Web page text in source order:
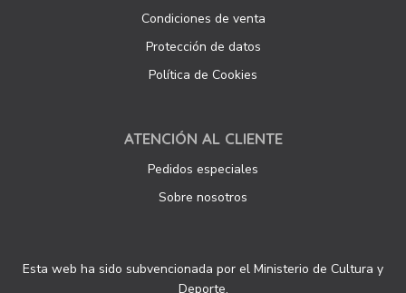
Condiciones de venta
Protección de datos
Política de Cookies
ATENCIÓN AL CLIENTE
Pedidos especiales
Sobre nosotros
Esta web ha sido subvencionada por el Ministerio de Cultura y
Deporte.